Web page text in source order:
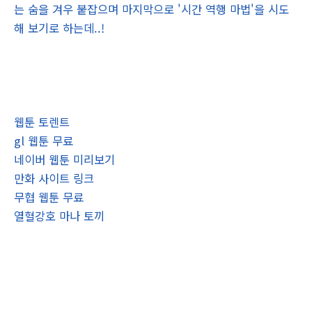
는 숨을 겨우 붙잡으며 마지막으로 '시간 역행 마법'을 시도
해 보기로 하는데..!
웹툰 토렌트
gl 웹툰 무료
네이버 웹툰 미리보기
만화 사이트 링크
무협 웹툰 무료
열혈강호 마나 토끼